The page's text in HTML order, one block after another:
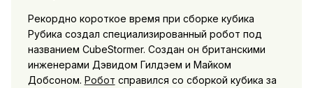
Рекордно короткое время при сборке кубика
Рубика создал специализированный робот под
названием CubeStormer. Создан он британскими
инженерами Дэвидом Гилдэем и Майком
Добсоном. Робот справился со сборкой кубика за